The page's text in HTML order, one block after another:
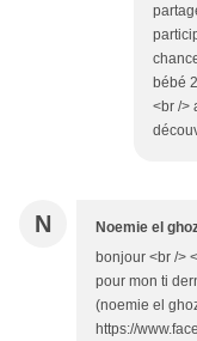
bébé
<br />
N Noemie el
bonjour <br />
pour mon ti
(noemie el
https://